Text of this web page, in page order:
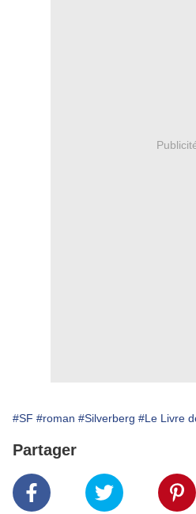
#SF #roman #Silverberg #Le Livre
Partager